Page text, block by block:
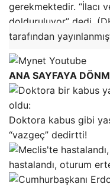
gerekmektedir. “İlacı
dolduruluyor” dedi.
tarafından
ANA SAYFAYA
Doktora kabus gibi
“vazgeç” dedirtti!
hastalandı, oturum